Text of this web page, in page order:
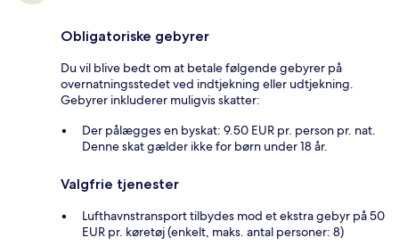
Obligatoriske gebyrer
Du vil blive bedt om at betale følgende gebyrer på
overnatningsstedet ved indtjekning eller udtjekning.
Gebyrer inkluderer muligvis skatter:
Der pålægges en byskat: 9.50 EUR pr. person pr. nat.
Denne skat gælder ikke for børn under 18 år.
Valgfrie tjenester
Lufthavnstransport tilbydes mod et ekstra gebyr på 50
EUR pr. køretøj (enkelt, maks. antal personer: 8)